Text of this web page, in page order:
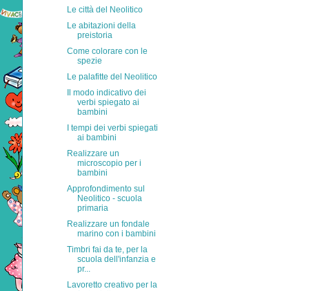
Le città del Neolitico
Le abitazioni della
preistoria
Come colorare con le
spezie
Le palafitte del Neolitico
Il modo indicativo dei
verbi spiegato ai
bambini
I tempi dei verbi spiegati
ai bambini
Realizzare un
microscopio per i
bambini
Approfondimento sul
Neolitico - scuola
primaria
Realizzare un fondale
marino con i bambini
Timbri fai da te, per la
scuola dell'infanzia e
pr...
Lavoretto creativo per la